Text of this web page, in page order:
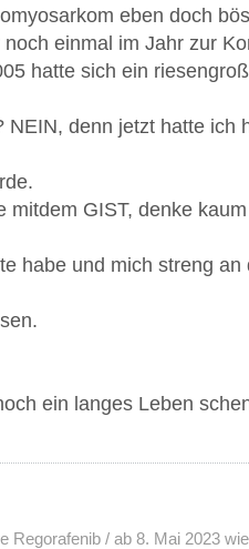
eben doch
einmal im Jahr zur
hatte sich ein
denn jetzt hatte ich
GIST, denke
habe und mich streng an
ein langes Leben
Regorafenib / ab 8. Mai 2023